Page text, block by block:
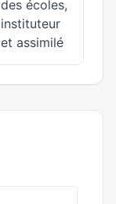
des écoles,
instituteur
et assimilé